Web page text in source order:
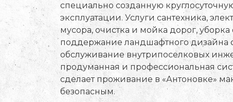
специально созданную
эксплуатации. Услуги сантехника,
мусора, очистка и мойка дорог, уборка
поддержание ландшафтного дизайна
обслуживание внутрипоселковых
продуманная и профессиональная
сделает проживание в «Антоновке»
безопасным.